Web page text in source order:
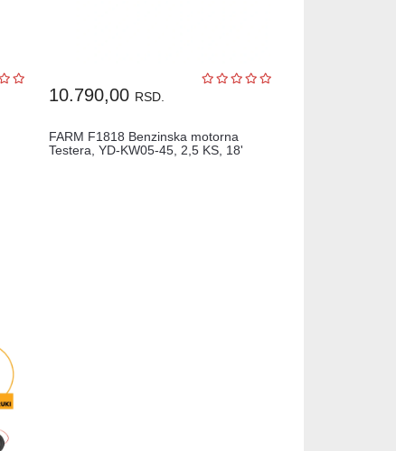
10.790,00 RSD.
FARM F1818 Benzinska motorna
Testera, YD-KW05-45, 2,5 KS, 18'